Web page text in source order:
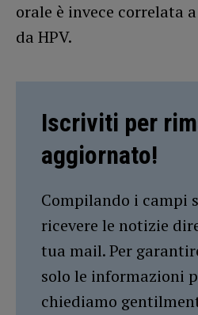
orale è invece correlata
da HPV.
Iscriviti per
aggiornato!
Compilando i campi
ricevere le notizie
tua mail. Per
solo le informazioni
chiediamo